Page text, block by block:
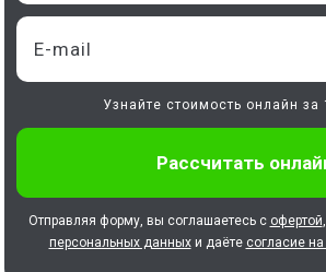
Узнайте стоимость онлайн за
Отправляя форму, вы соглашаетесь с офертой,
персональных данныхи даёте согласие